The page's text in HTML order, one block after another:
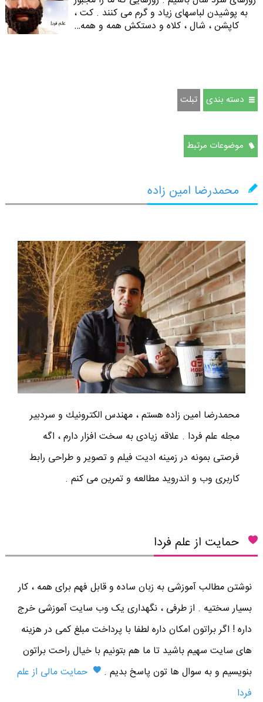
به پوشیدن لباسهای زیاد و گرم می کنند . کت ،
کاپشن ، شال ، کلاه و دستکش همه و همه…
دسته بندی تبلت
موضوعات مرتبط
محمدرضا امین زاده
محمدرضا امين زاده هستم ، مهندس الكترونيك و سردبير
مجله علم فردا . علاقه زیادی به سخت افزار دارم ، اگه
فرصتی بمونه در زمینه ادیت فیلم و تصویر و طراحی رابط
کاربری وب و اندروید مطالعه و تمرین می کنم .
حمایت از علم فردا
نوشتن مطالب آموزشی به زبان ساده و قابل فهم برای همه ، کار
بسیار سختیه . از طرفی ، نگهداری یک وب سایت آموزشی خرج
داره ! اگر براتون امکان داره لطفا با پرداخت مبلغ کمی در هزینه
های سایت سهیم باشید تا ما هم بتونیم با خیال راحت براتون
بنویسیم و به سوال ها تون پاسخ بدیم .
حمایت مالی از علم
فردا